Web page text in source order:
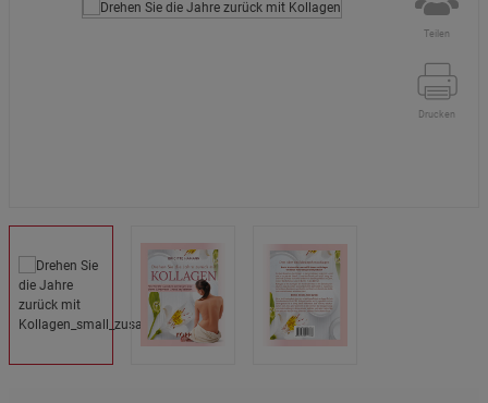
Teilen
Drucken